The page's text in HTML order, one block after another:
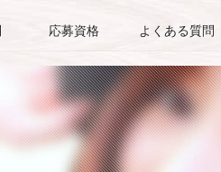
応募資格 よくある質問